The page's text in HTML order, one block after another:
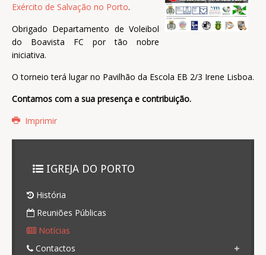
Exército de Salvação no Porto.
Obrigado Departamento de Voleibol
do Boavista FC por tão nobre
iniciativa.
O torneio terá lugar no Pavilhão da Escola EB 2/3 Irene Lisboa.
Contamos com a sua presença e contribuição.
Imprimir
IGREJA DO PORTO
História
Reuniões Públicas
Notícias
Contactos